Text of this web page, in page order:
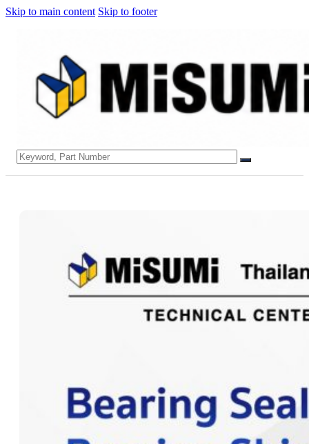
Skip to main content Skip to footer
Search